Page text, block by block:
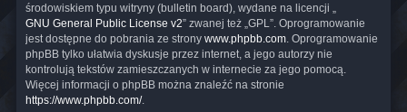
środowiskiem typu witryny (bulletin board), wydane na licencji „
GNU General Public License v2” zwanej też „GPL”. Oprogramowanie
jest dostępne do pobrania ze strony www.phpbb.com . Oprogramowanie
phpBB tylko ułatwia dyskusje przez internet, a jego autorzy nie
kontrolują tekstów zamieszczanych w internecie za jego pomocą.
Więcej informacji o phpBB można znaleźć na stronie
https://www.phpbb.com/.